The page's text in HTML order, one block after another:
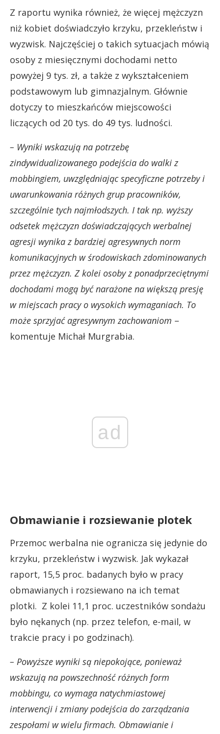
Z raportu wynika również, że więcej mężczyzn
niż kobiet doświadczyło krzyku, przekleństw i
wyzwisk. Najczęściej o takich sytuacjach mówią
osoby z miesięcznymi dochodami netto
powyżej 9 tys. zł, a także z wykształceniem
podstawowym lub gimnazjalnym. Głównie
dotyczy to mieszkańców miejscowości
liczących od 20 tys. do 49 tys. ludności.
– Wyniki wskazują na potrzebę
zindywidualizowanego podejścia do walki z
mobbingiem, uwzględniając specyficzne potrzeby i
uwarunkowania różnych grup pracowników,
szczególnie tych najmłodszych. I tak np. wyższy
odsetek mężczyzn doświadczających werbalnej
agresji wynika z bardziej agresywnych norm
komunikacyjnych w środowiskach zdominowanych
przez mężczyzn. Z kolei osoby z ponadprzeciętnymi
dochodami mogą być narażone na większą presję
w miejscach pracy o wysokich wymaganiach. To
może sprzyjać agresywnym zachowaniom –
komentuje Michał Murgrabia.
ad
Obmawianie i rozsiewanie plotek
Przemoc werbalna nie ogranicza się jedynie do
krzyku, przekleństw i wyzwisk. Jak wykazał
raport, 15,5 proc. badanych było w pracy
obmawianych i rozsiewano na ich temat
plotki. Z kolei 11,1 proc. uczestników sondażu
było nękanych (np. przez telefon, e-mail, w
trakcie pracy i po godzinach).
– Powyższe wyniki są niepokojące, ponieważ
wskazują na powszechność różnych form
mobbingu, co wymaga natychmiastowej
interwencji i zmiany podejścia do zarządzania
zespołami w wielu firmach. Obmawianie i